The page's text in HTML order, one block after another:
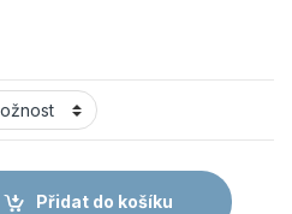
kalhoty - Modré množství
Přidat do košíku